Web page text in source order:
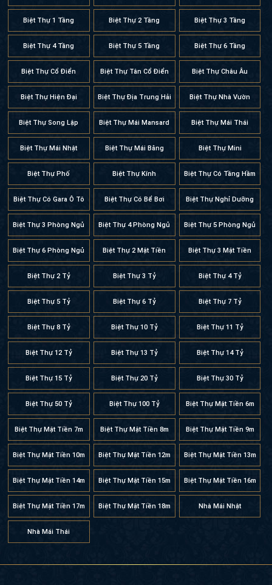
Biệt Thự 4 Tầng Biệt Thự 5 Tầng Biệt Thự 6 Tầng
Biệt Thự Cổ Điển Biệt Thự Tân Cổ Điển Biệt Thự Châu Âu
Biệt Thự Hiện Đại Biệt Thự Địa Trung Hải Biệt Thự Nhà Vườn
Biệt Thự Song Lập Biệt Thự Mái Mansard Biệt Thự Mái Thái
Biệt Thự Mái Nhật Biệt Thự Mái Bằng Biệt Thự Mini
Biệt Thự Phố Biệt Thự Kính Biệt Thự Có Tầng Hầm
Biệt Thự Có Gara Ô Tô Biệt Thự Có Bể Bơi Biệt Thự Nghỉ Dưỡng
Biệt Thự 3 Phòng Ngủ Biệt Thự 4 Phòng Ngủ Biệt Thự 5 Phòng Ngủ
Biệt Thự 6 Phòng Ngủ Biệt Thự 2 Mặt Tiền Biệt Thự 3 Mặt Tiền
Biệt Thự 2 Tỷ Biệt Thự 3 Tỷ Biệt Thự 4 Tỷ
Biệt Thự 5 Tỷ Biệt Thự 6 Tỷ Biệt Thự 7 Tỷ
Biệt Thự 8 Tỷ Biệt Thự 10 Tỷ Biệt Thự 11 Tỷ
Biệt Thự 12 Tỷ Biệt Thự 13 Tỷ Biệt Thự 14 Tỷ
Biệt Thự 15 Tỷ Biệt Thự 20 Tỷ Biệt Thự 30 Tỷ
Biệt Thự 50 Tỷ Biệt Thự 100 Tỷ Biệt Thự Mặt Tiền 6m
Biệt Thự Mặt Tiền 7m Biệt Thự Mặt Tiền 8m Biệt Thự Mặt Tiền 9m
Biệt Thự Mặt Tiền 10m Biệt Thự Mặt Tiền 12m Biệt Thự Mặt Tiền 13m
Biệt Thự Mặt Tiền 14m Biệt Thự Mặt Tiền 15m Biệt Thự Mặt Tiền 16m
Biệt Thự Mặt Tiền 17m Biệt Thự Mặt Tiền 18m Nhà Mái Nhật
Nhà Mái Thái